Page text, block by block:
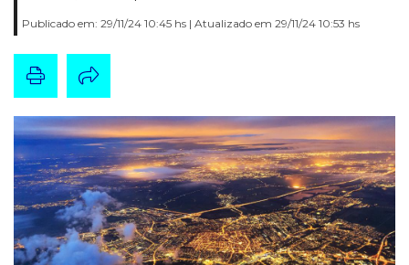
Publicado em: 29/11/24 10:45 hs | Atualizado em 29/11/24 10:53 hs